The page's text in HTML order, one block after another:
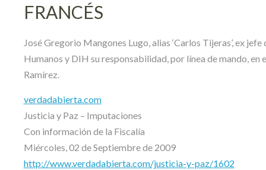
FRANCÉS
José Gregorio Mangones Lugo, alias ‘Carlos Tijeras’, ex
Humanos y DIH su responsabilidad, por línea de mando,
Ramírez.
verdadabierta.com
Justicia y Paz – Imputaciones
Con información de la Fiscalía
Miércoles, 02 de Septiembre de 2009
http://www.verdadabierta.com/justicia-y-paz/1602